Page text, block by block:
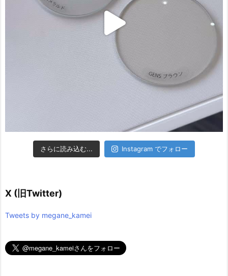
さらに読み込む... Instagram でフォロー
X (旧Twitter)
Tweets by megane_kamei